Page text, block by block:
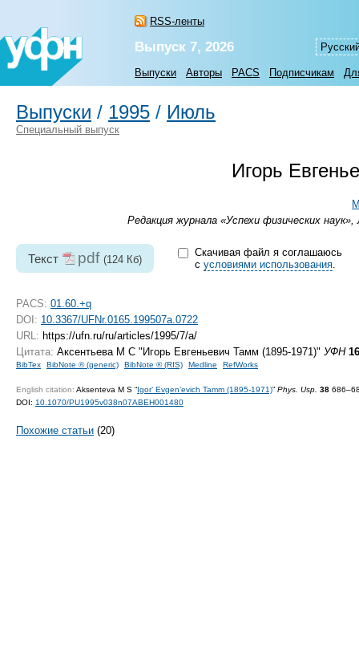
RSS-ленты
Выпуск 7, 2026
Выпуски Авторы PACS Подписчикам
Выпуски / 1995 / Июль
Специальный выпуск
Игорь
Редакция журнала «Успехи физических
Текст pdf (124 Кб)
Скачивая файл я соглашаюсь
с условиями использования.
PACS: 01.60.+q
DOI: 10.3367/UFNr.0165.199507a.0722
URL: https://ufn.ru/ru/articles/1995/7/a/
Цитата: Аксентьева М С "Игорь Евгеньевич Тамм (1895-1971)" УФН
BibTex BibNote ® (generic) BibNote ® (RIS) Medline RefWorks
English citation: Aksenteva M S “Igor’ Evgen’evich Tamm (1895-1971)” Phys. Usp. 38
DOI: 10.1070/PU1995v038n07ABEH001480
Похожие статьи (20)